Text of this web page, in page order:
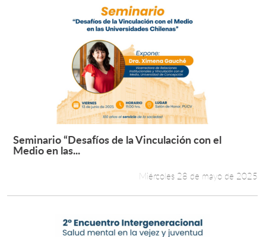
Leer más +
Seminario “Desafíos de la Vinculación con el
Medio en las...
Miércoles 28 de mayo de 2025